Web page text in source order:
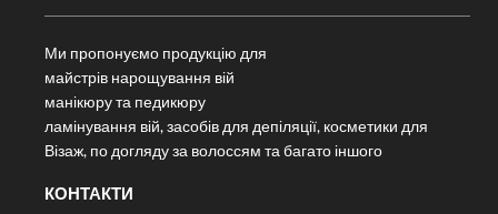
Ми пропонуємо продукцію для
майстрів нарощування вій
манікюру та педикюру
ламінування вій, засобів для депіляції, косметики для
Візаж, по догляду за волоссям та багато іншого
КОНТАКТИ